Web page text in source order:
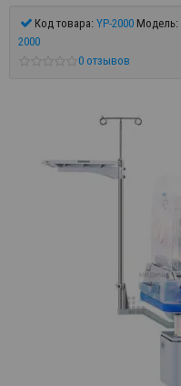
Код товара: YP-2000 Модель:
2000
0 отзывов